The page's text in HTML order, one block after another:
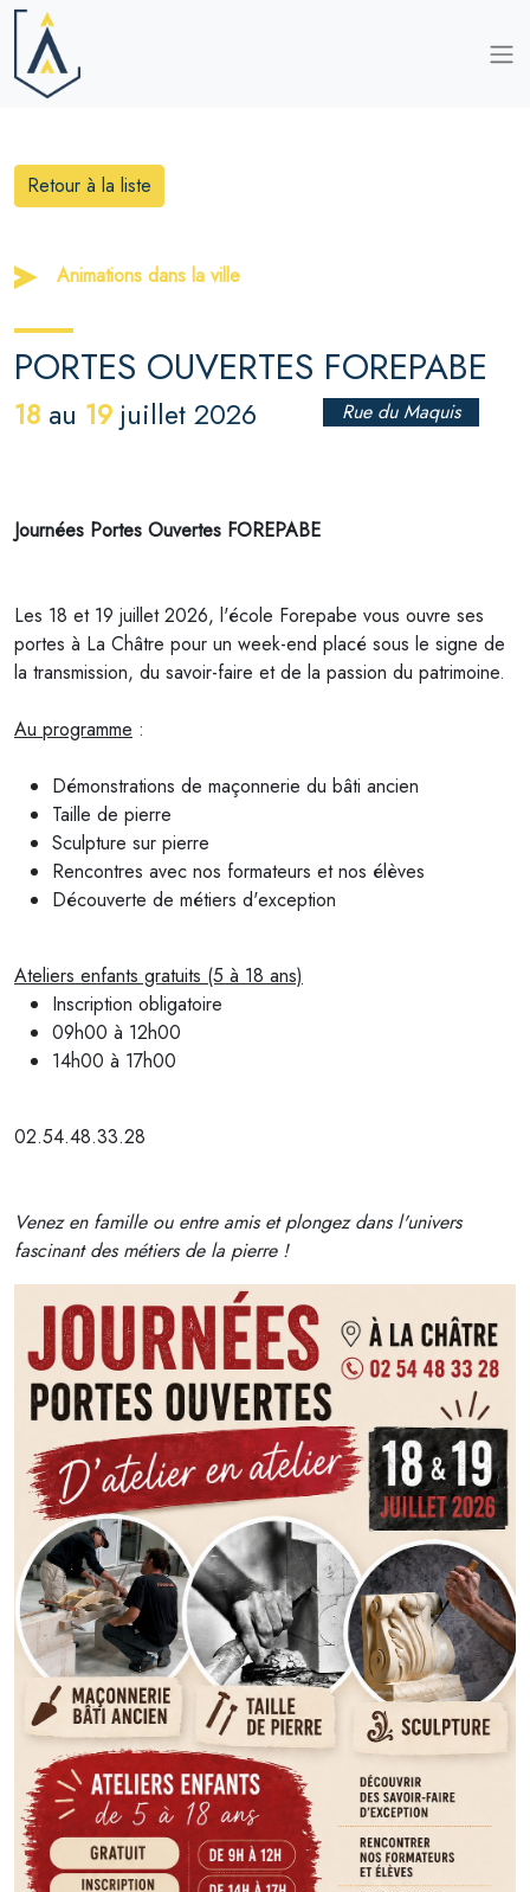
Retour à la liste
Animations dans la ville
PORTES OUVERTES FOREPABE
18 au 19 juillet 2026 Rue du Maquis
Journées Portes Ouvertes FOREPABE
Les 18 et 19 juillet 2026, l'école Forepabe vous ouvre ses
portes à La Châtre pour un week-end placé sous le signe de
la transmission, du savoir-faire et de la passion du patrimoine.
Au programme :
Démonstrations de maçonnerie du bâti ancien
Taille de pierre
Sculpture sur pierre
Rencontres avec nos formateurs et nos élèves
Découverte de métiers d'exception
Ateliers enfants gratuits (5 à 18 ans)
Inscription obligatoire
09h00 à 12h00
14h00 à 17h00
02.54.48.33.28
Venez en famille ou entre amis et plongez dans l'univers
fascinant des métiers de la pierre !